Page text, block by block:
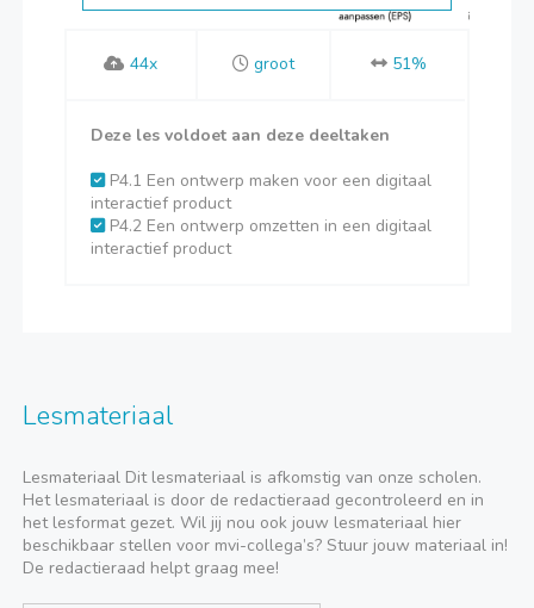
44x groot 51%
Deze les voldoet aan deze deeltaken
P4.1 Een ontwerp maken voor een digitaal
interactief product
P4.2 Een ontwerp omzetten in een digitaal
interactief product
Lesmateriaal
Lesmateriaal Dit lesmateriaal is afkomstig van onze scholen.
Het lesmateriaal is door de redactieraad gecontroleerd en in
het lesformat gezet. Wil jij nou ook jouw lesmateriaal hier
beschikbaar stellen voor mvi-collega’s? Stuur jouw materiaal in!
De redactieraad helpt graag mee!